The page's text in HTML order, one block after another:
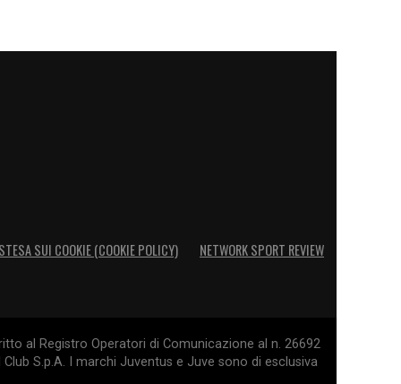
SUI COOKIE (COOKIE POLICY) NETWORK SPORT REVIEW
al Registro Operatori di Comunicazione al n. 26692
S.p.A. I marchi Juventus e Juve sono di esclusiva